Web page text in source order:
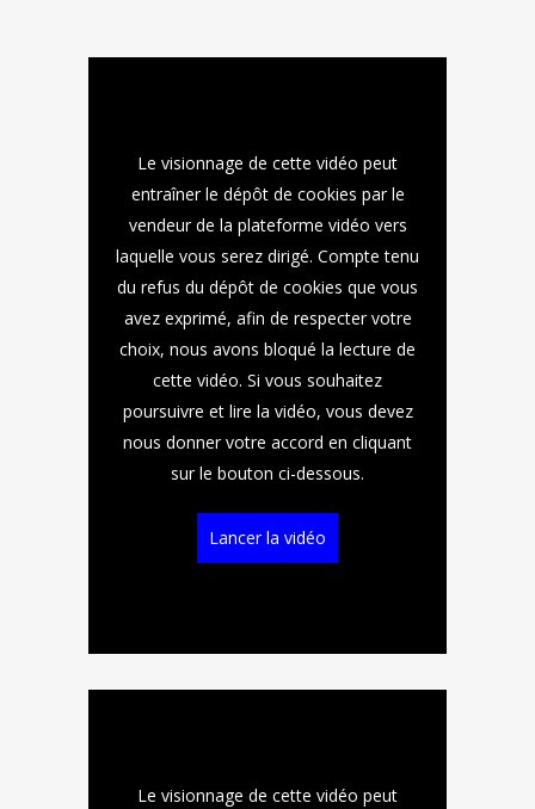
Le visionnage de cette vidéo peut
entraîner le dépôt de cookies par le
vendeur de la plateforme vidéo vers
laquelle vous serez dirigé. Compte tenu
du refus du dépôt de cookies que vous
avez exprimé, afin de respecter votre
choix, nous avons bloqué la lecture de
cette vidéo. Si vous souhaitez
poursuivre et lire la vidéo, vous devez
nous donner votre accord en cliquant
sur le bouton ci-dessous.
Lancer la vidéo
Le visionnage de cette vidéo peut